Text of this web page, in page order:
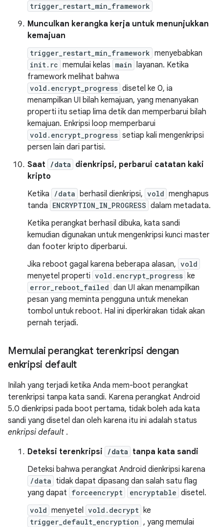
trigger_restart_min_framework
Munculkan kerangka kerja untuk menunjukkan
kemajuan
trigger_restart_min_framework menyebabkan
init.rc memulai kelas main layanan. Ketika
framework melihat bahwa
vold.encrypt_progress disetel ke 0, ia
menampilkan UI bilah kemajuan, yang menanyakan
properti itu setiap lima detik dan memperbarui bilah
kemajuan. Enkripsi loop memperbarui
vold.encrypt_progress setiap kali mengenkripsi
persen lain dari partisi.
Saat /data dienkripsi, perbarui catatan kaki
kripto
Ketika
/data berhasil dienkripsi, vold menghapus
tanda ENCRYPTION_IN_PROGRESS dalam metadata.
Ketika perangkat berhasil dibuka, kata sandi
kemudian digunakan untuk mengenkripsi kunci master
dan footer kripto diperbarui.
Jika reboot gagal karena beberapa alasan, vold
menyetel properti vold.encrypt_progress ke
error_reboot_failed dan UI akan menampilkan
pesan yang meminta pengguna untuk menekan
tombol untuk reboot. Hal ini diperkirakan tidak akan
pernah terjadi.
Memulai perangkat terenkripsi dengan
enkripsi default
Inilah yang terjadi ketika Anda mem-boot perangkat
terenkripsi tanpa kata sandi. Karena perangkat Android
5.0 dienkripsi pada boot pertama, tidak boleh ada kata
sandi yang disetel dan oleh karena itu ini adalah status
enkripsi default .
Deteksi terenkripsi /data tanpa kata sandi
Deteksi bahwa perangkat Android dienkripsi karena
/data tidak dapat dipasang dan salah satu flag
yang dapat forceencrypt encryptable disetel.
vold menyetel vold.decrypt ke
trigger_default_encryption , yang memulai